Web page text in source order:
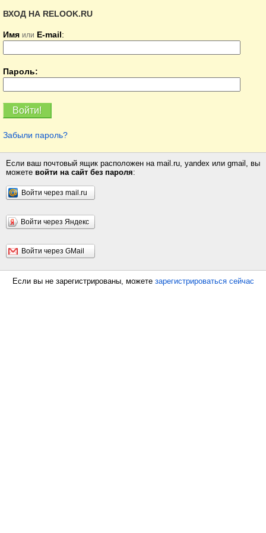
ВХОД НА RELOOK.RU
Имя или E-mail:
Пароль:
Забыли пароль?
Если ваш почтовый ящик расположен на mail.ru, yandex или gmail, вы
можете войти на сайт без пароля:
Войти через mail.ru
Войти через Яндекс
Войти через GMail
Если вы не зарегистрированы, можете зарегистрироваться сейчас